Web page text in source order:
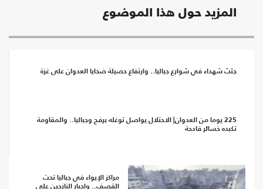
المزيد حول هذا الموضوع
جثث شهداء في شوارع جباليا.. وارتفاع حصيلة ضحايا العدوان على غزة
225 يوما من العدوان| الاحتلال يواصل توغله برفح وجباليا.. والمقاومة
تكبده خسائر فادحة
مراكز الإيواء في جباليا تحت
القصف.. وإجبار النازحين على